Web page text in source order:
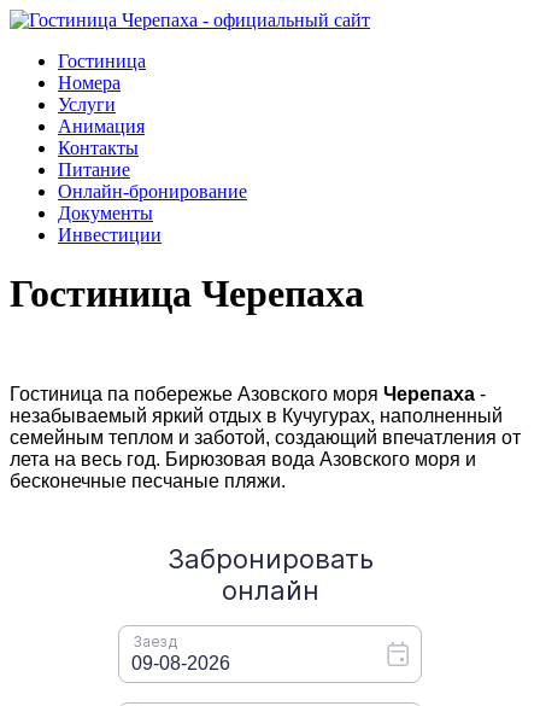
Гостиница
Номера
Услуги
Анимация
Контакты
Питание
Онлайн-бронирование
Документы
Инвестиции
Гостиница Черепаха
Гостиница па побережье Азовского моря Черепаха -
незабываемый яркий отдых в Кучугурах, наполненный
семейным теплом и заботой, создающий впечатления от
лета на весь год. Бирюзовая вода Азовского моря и
бесконечные песчаные пляжи.